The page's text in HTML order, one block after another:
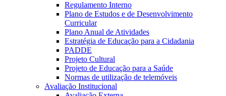
Regulamento Interno
Plano de Estudos e de Desenvolvimento
Curricular
Plano Anual de Atividades
Estratégia de Educação para a Cidadania
PADDE
Projeto Cultural
Projeto de Educação para a Saúde
Normas de utilização de telemóveis
Avaliação Institucional